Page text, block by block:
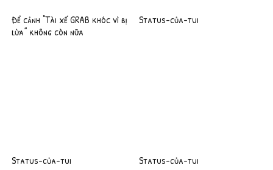
Để cảnh “Tài xế GRAB khóc vì bị
lừa” không còn nữa
Status-của-tui
Status-của-tui Status-của-tui